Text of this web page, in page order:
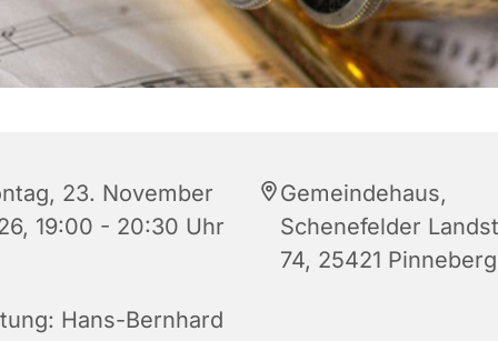
23. November
19:00 - 20:30 Uhr
Gemeindehaus,
Schenefelder
74, 25421 Pinneberg
Hans-Bernhard